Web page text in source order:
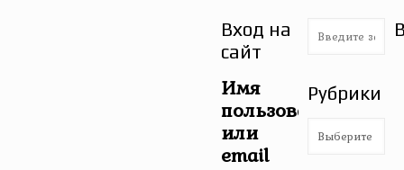
Вход на
сайт
Имя
пользователя
или
email
Рубрики
Рубрики